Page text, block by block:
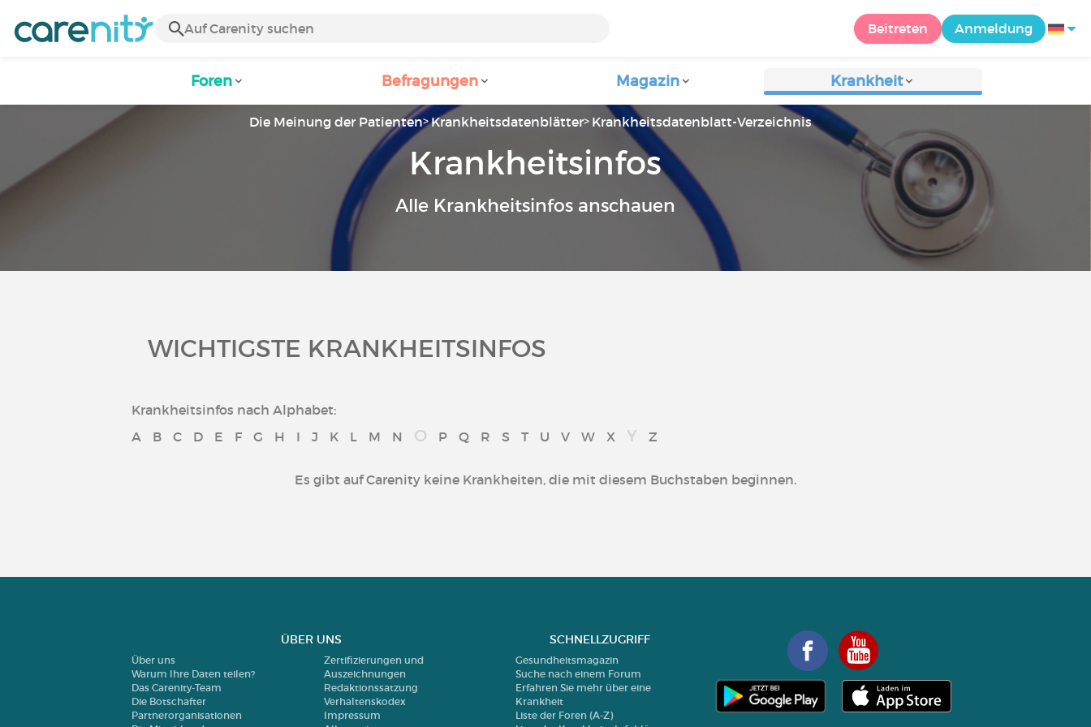
Beitreten Anmeldung
Foren Befragungen Magazin Krankheit
Die Meinung der Patienten Krankheitsdatenblätter Krankheitsdatenblatt-Verzeichnis
Krankheitsinfos
Alle Krankheitsinfos anschauen
WICHTIGSTE KRANKHEITSINFOS
Krankheitsinfos nach Alphabet:
A
B C D E F G H I J K L M N O P Q R S T U V W X Y Z
Es gibt auf Carenity keine Krankheiten, die mit diesem Buchstaben beginnen.
ÜBER UNS
Über uns
Warum Ihre Daten teilen?
Das Carenity-Team
Die Botschafter
Partnerorganisationen
Zertifizierungen und
Auszeichnungen
Redaktionssatzung
Verhaltenskodex
Impressum
SCHNELLZUGRIFF
Gesundheitsmagazin
Suche nach einem Forum
Erfahren Sie mehr über eine
Krankheit
Liste der Foren (A-Z)